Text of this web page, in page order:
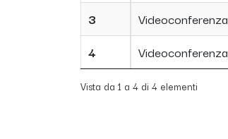
3
Videoconferenza
4
Videoconferenza
Vista da 1 a 4 di 4 elementi